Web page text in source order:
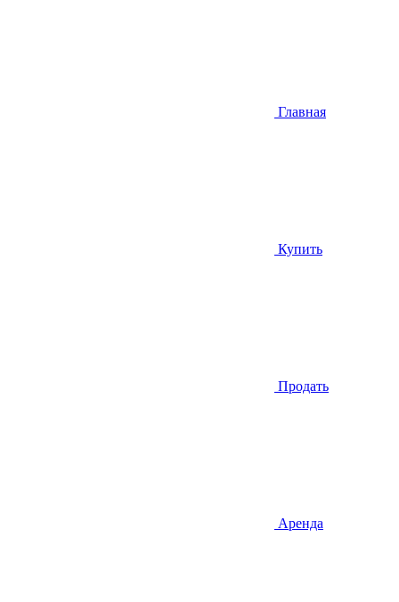
Главная
Купить
Продать
Аренда